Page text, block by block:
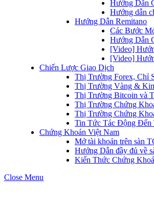
Hướng Dẫn
Hướng dẫn
Hướng Dẫn Remitano
Các Bước
Hướng Dẫn
[Video]
[Video]
Chiến Lược Giao Dịch
Thị Trường Forex, Chỉ
Thị Trường Vàng &
Thị Trường Bitcoin và
Thị Trường Chứng
Thị Trường Chứng
Tin Tức Tác Động Đến
Chứng Khoán Việt Nam
Mở tài khoản trên sàn
Hướng Dẫn đầy đủ về
Kiến Thức Chứng
Close Menu